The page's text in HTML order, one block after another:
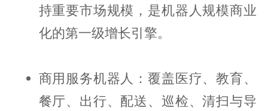
持重要市场规模，是机器人规模商业
化的第一级增长引擎。
商用服务机器人：覆盖医疗、教育、
餐厅、出行、配送、巡检、清扫与导